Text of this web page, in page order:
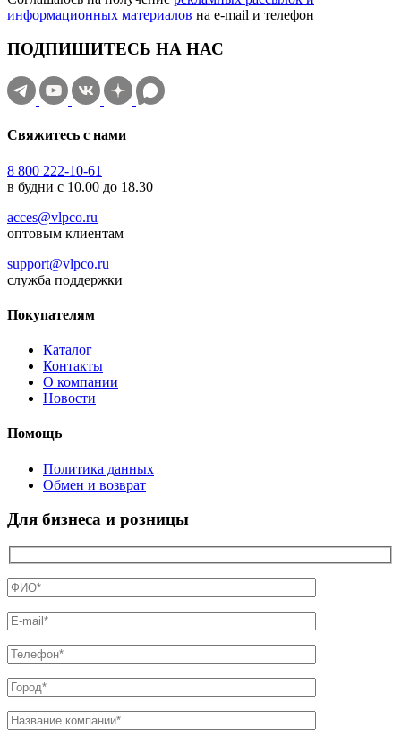
информационных материалов на e‑mail и телефон
ПОДПИШИТЕСЬ НА НАС
Свяжитесь с нами
8 800 222-10-61
в будни с 10.00 до 18.30
acces@vlpco.ru
оптовым клиентам
support@vlpco.ru
служба поддержки
Покупателям
Каталог
Контакты
О компании
Новости
Помощь
Политика данных
Обмен и возврат
Для бизнеса и розницы